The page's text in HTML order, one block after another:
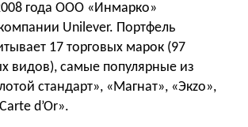
года ООО «Инмарко»
Unilever. Портфель
17 торговых марок (97
видов), самые популярные из
стандарт», «Магнат», «Экzо»,
d’Or».